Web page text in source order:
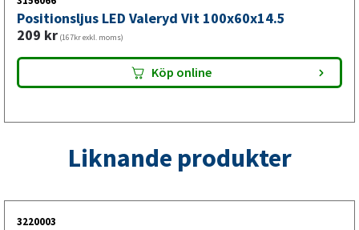
Positionslykta för horisontell
montering med L-hållare
horisontell montering och används vid byte av en trasig
och reflexen bidrar till att göra släpvagnen tydligare för
Positionsljus LED Valeryd Vit 100x60x14.5
209 kr (167kr exkl. moms)
Köp online
Liknande produkter
3220003